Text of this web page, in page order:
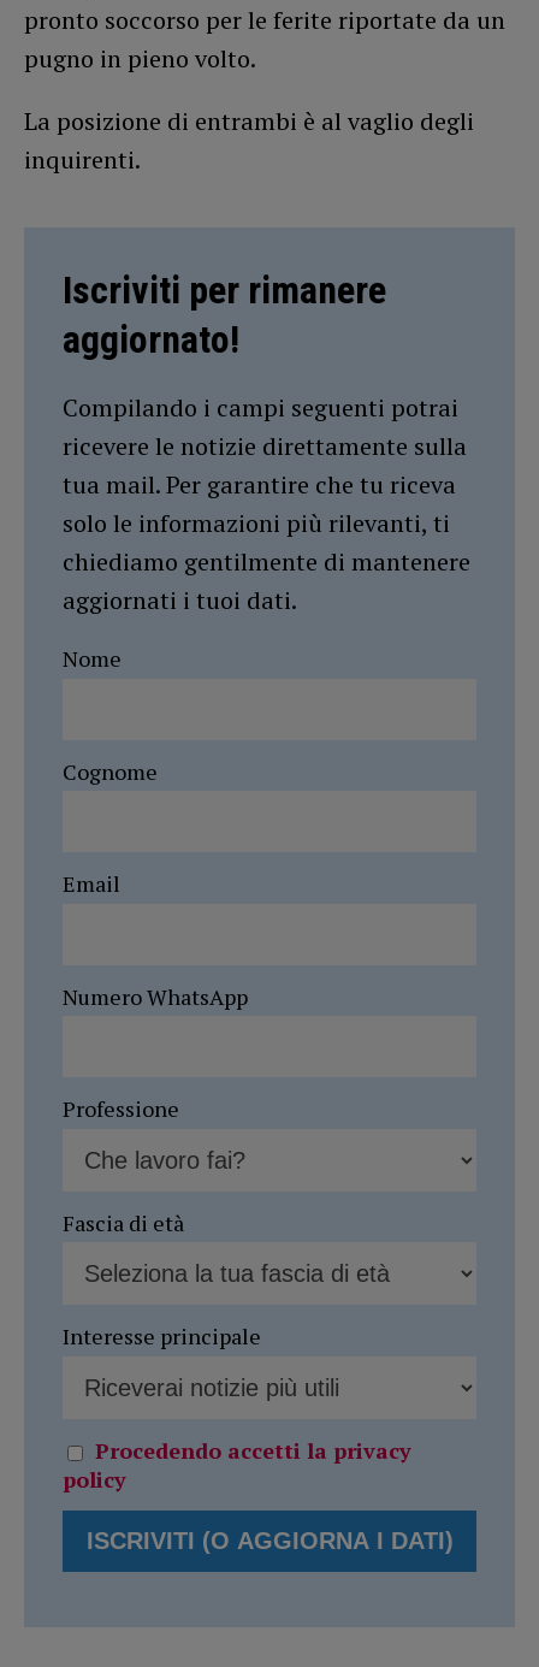
pronto soccorso per le ferite riportate da un
pugno in pieno volto.
La posizione di entrambi è al vaglio degli
inquirenti.
Iscriviti per rimanere
aggiornato!
Compilando i campi seguenti potrai
ricevere le notizie direttamente sulla
tua mail. Per garantire che tu riceva
solo le informazioni più rilevanti, ti
chiediamo gentilmente di mantenere
aggiornati i tuoi dati.
Nome
Cognome
Email
Numero WhatsApp
Professione
Fascia di età
Interesse principale
Procedendo accetti la privacy
policy